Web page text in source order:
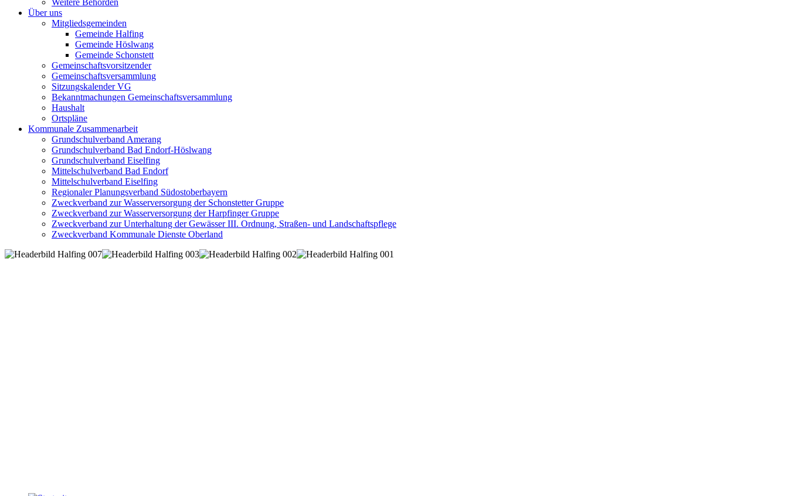
Weitere Behörden
Über uns
Mitgliedsgemeinden
Gemeinde Halfing
Gemeinde Höslwang
Gemeinde Schonstett
Gemeinschaftsvorsitzender
Gemeinschaftsversammlung
Sitzungskalender VG
Bekanntmachungen Gemeinschaftsversammlung
Haushalt
Ortspläne
Kommunale Zusammenarbeit
Grundschulverband Amerang
Grundschulverband Bad Endorf-Höslwang
Grundschulverband Eiselfing
Mittelschulverband Bad Endorf
Mittelschulverband Eiselfing
Regionaler Planungsverband Südostoberbayern
Zweckverband zur Wasserversorgung der Schonstetter Gruppe
Zweckverband zur Wasserversorgung der Harpfinger Gruppe
Zweckverband zur Unterhaltung der Gewässer III. Ordnung, Straßen- und Landschaftspflege
Zweckverband Kommunale Dienste Oberland